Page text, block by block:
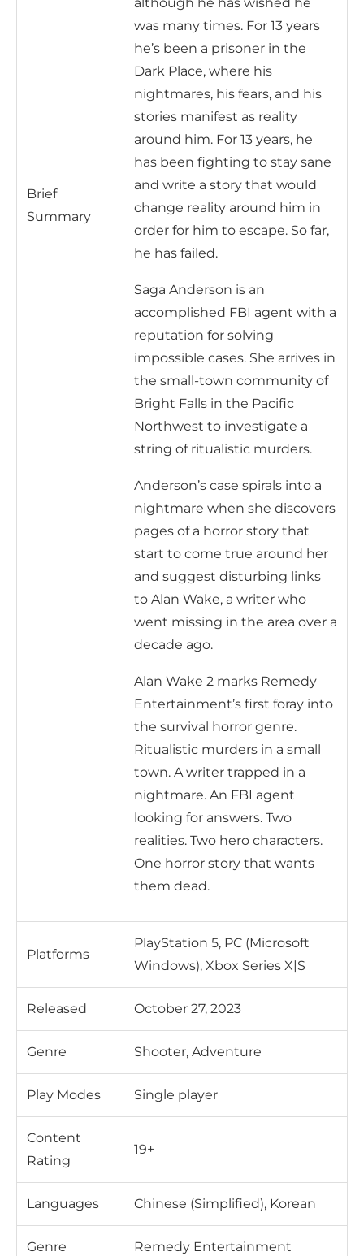
Brief
Summary
although he has wished he
was many times. For 13 years
he’s been a prisoner in the
Dark Place, where his
nightmares, his fears, and his
stories manifest as reality
around him. For 13 years, he
has been fighting to stay sane
and write a story that would
change reality around him in
order for him to escape. So far,
he has failed.
Saga Anderson is an
accomplished FBI agent with a
reputation for solving
impossible cases. She arrives in
the small-town community of
Bright Falls in the Pacific
Northwest to investigate a
string of ritualistic murders.
Anderson’s case spirals into a
nightmare when she discovers
pages of a horror story that
start to come true around her
and suggest disturbing links
to Alan Wake, a writer who
went missing in the area over a
decade ago.
Alan Wake 2 marks Remedy
Entertainment’s first foray into
the survival horror genre.
Ritualistic murders in a small
town. A writer trapped in a
nightmare. An FBI agent
looking for answers. Two
realities. Two hero characters.
One horror story that wants
them dead.
Platforms
PlayStation 5, PC (Microsoft
Windows), Xbox Series X|S
Released October 27, 2023
Genre Shooter, Adventure
Play Modes Single player
Content
Rating
19+
Languages Chinese (Simplified), Korean
Genre Remedy Entertainment